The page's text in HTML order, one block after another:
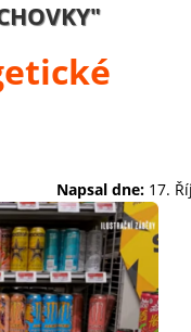
Napsal dne: 17.